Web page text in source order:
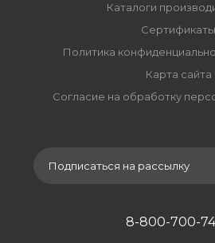
Каталоги
Сертификаты
Политика
Карта сайта
Согласие на обработку
Подписаться на рассылку
8-800-700-